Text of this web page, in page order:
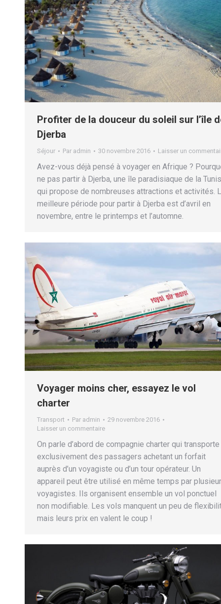
Profiter de la douceur du soleil sur l’île
Djerba
Séjour Par admin 30 novembre 2016 Laisser un
Avez-vous déjà pensé à voyager en Afrique ?
ne pas partir à Djerba, une île paradisiaque de la
qui propose de nombreuses attractions et activités.
meilleure période pour partir à Djerba est d’avril en
novembre, entre le printemps et l’automne.
Voyager moins cher, essayez le vol
charter
Transport Par admin
29 novembre 2016
Laisser un commentaire
On parle d’abord de compagnie charter qui transporte
exclusivement des passagers achetant un forfait
auprès d’un voyagiste ou d’un tour opérateur. Un
appareil peut être utilisé en même temps par
voyagistes. Ils organisent ensemble un vol ponctuel
non modifiable. Les vols manquent un peu de
mais leurs prix en valent le coup !